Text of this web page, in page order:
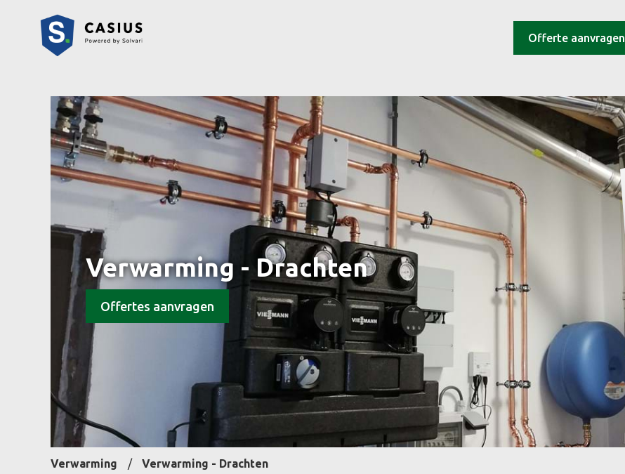
Offerte aanvragen
Verwarming - Drachten
Offertes aanvragen
Verwarming Verwarming - Drachten